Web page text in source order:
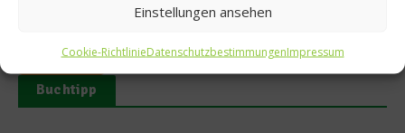
Einstellungen ansehen
Cookie-RichtlinieDatenschutzbestimmungenImpressum
Tim Mälzer oder Johann Lafer. Der Ticketverkauf ist bereits
Weiterlesen
Buchtipp